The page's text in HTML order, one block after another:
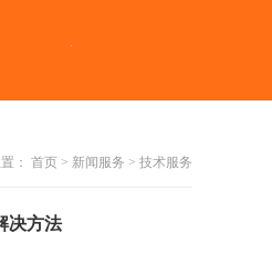
： 首页 > 新闻服务 > 技术服务
决方法